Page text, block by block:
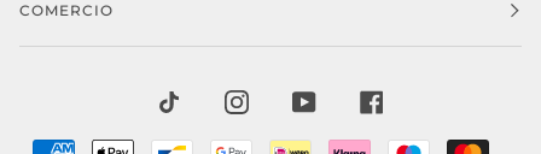
COMERCIO
TIKTOK INSTAGRAMYOUTUBE
AMERICANAPPLE BANCONTACT
GOOGLEIDEAL KLARNA MAESTRO